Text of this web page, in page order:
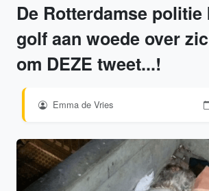
De Rotterdamse
golf aan woede over
om DEZE tweet...!
Emma de Vries